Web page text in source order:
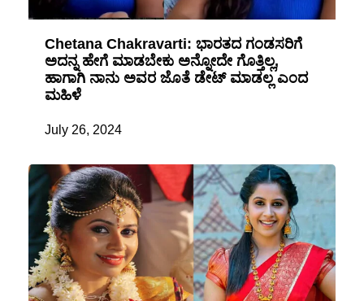
Chetana Chakravarti: ಭಾರತದ ಗಂಡಸರಿಗೆ
ಅದನ್ನ ಹೇಗೆ ಮಾಡಬೇಕು ಅನ್ನೋದೇ ಗೊತ್ತಿಲ್ಲ,
ಹಾಗಾಗಿ ನಾನು ಅವರ ಜೊತೆ ಡೇಟ್ ಮಾಡಲ್ಲ ಎಂದ
ಮಹಿಳೆ
July 26, 2024